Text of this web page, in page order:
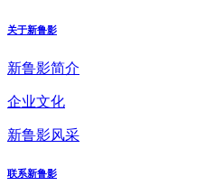
关于新鲁影
新鲁影简介
企业文化
新鲁影风采
联系新鲁影